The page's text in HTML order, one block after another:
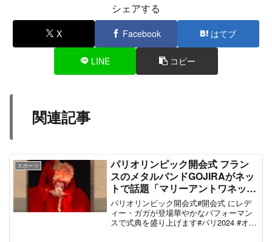
シェアする
X Facebook はてブ
LINE コピー
関連記事
スポーツ
パリオリンピック開会式 フラン
スのメタルバンドGOJIRAがネッ
トで話題「マリーアントワネット
がギロチン首チョンパ、日本でや
ったら炎上する」#Paris2024 #パ
リ2024
パリオリンピック開会式#開会式 にレデ
ィー・ガガが登場華やかなパフォーマン
スで式典を盛り上げます#パリ2024 #オリ